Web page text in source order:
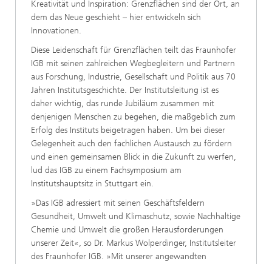
Kreativität und Inspiration: Grenzflächen sind der Ort, an
dem das Neue geschieht – hier entwickeln sich
Innovationen.
Diese Leidenschaft für Grenzflächen teilt das Fraunhofer
IGB mit seinen zahlreichen Wegbegleitern und Partnern
aus Forschung, Industrie, Gesellschaft und Politik aus 70
Jahren Institutsgeschichte. Der Institutsleitung ist es
daher wichtig, das runde Jubiläum zusammen mit
denjenigen Menschen zu begehen, die maßgeblich zum
Erfolg des Instituts beigetragen haben. Um bei dieser
Gelegenheit auch den fachlichen Austausch zu fördern
und einen gemeinsamen Blick in die Zukunft zu werfen,
lud das IGB zu einem Fachsymposium am
Institutshauptsitz in Stuttgart ein.
»Das IGB adressiert mit seinen Geschäftsfeldern
Gesundheit, Umwelt und Klimaschutz, sowie Nachhaltige
Chemie und Umwelt die großen Herausforderungen
unserer Zeit«, so Dr. Markus Wolperdinger, Institutsleiter
des Fraunhofer IGB. »Mit unserer angewandten